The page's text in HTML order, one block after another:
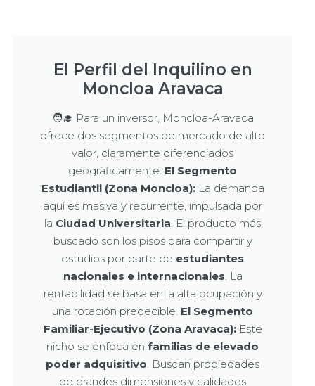
El Perfil del Inquilino en
Moncloa Aravaca
🧑‍🎓 Para un inversor, Moncloa-Aravaca
ofrece dos segmentos de mercado de alto
valor, claramente diferenciados
geográficamente: El Segmento
Estudiantil (Zona Moncloa):La demanda
aquí es masiva y recurrente, impulsada por
la Ciudad Universitaria . El producto más
buscado son los pisos para compartir y
estudios por parte de estudiantes
nacionales e internacionales . La
rentabilidad se basa en la alta ocupación y
una rotación predecible. El Segmento
Familiar-Ejecutivo (Zona Aravaca):Este
nicho se enfoca enfamilias de elevado
poder adquisitivo . Buscan propiedades
de grandes dimensiones y calidades